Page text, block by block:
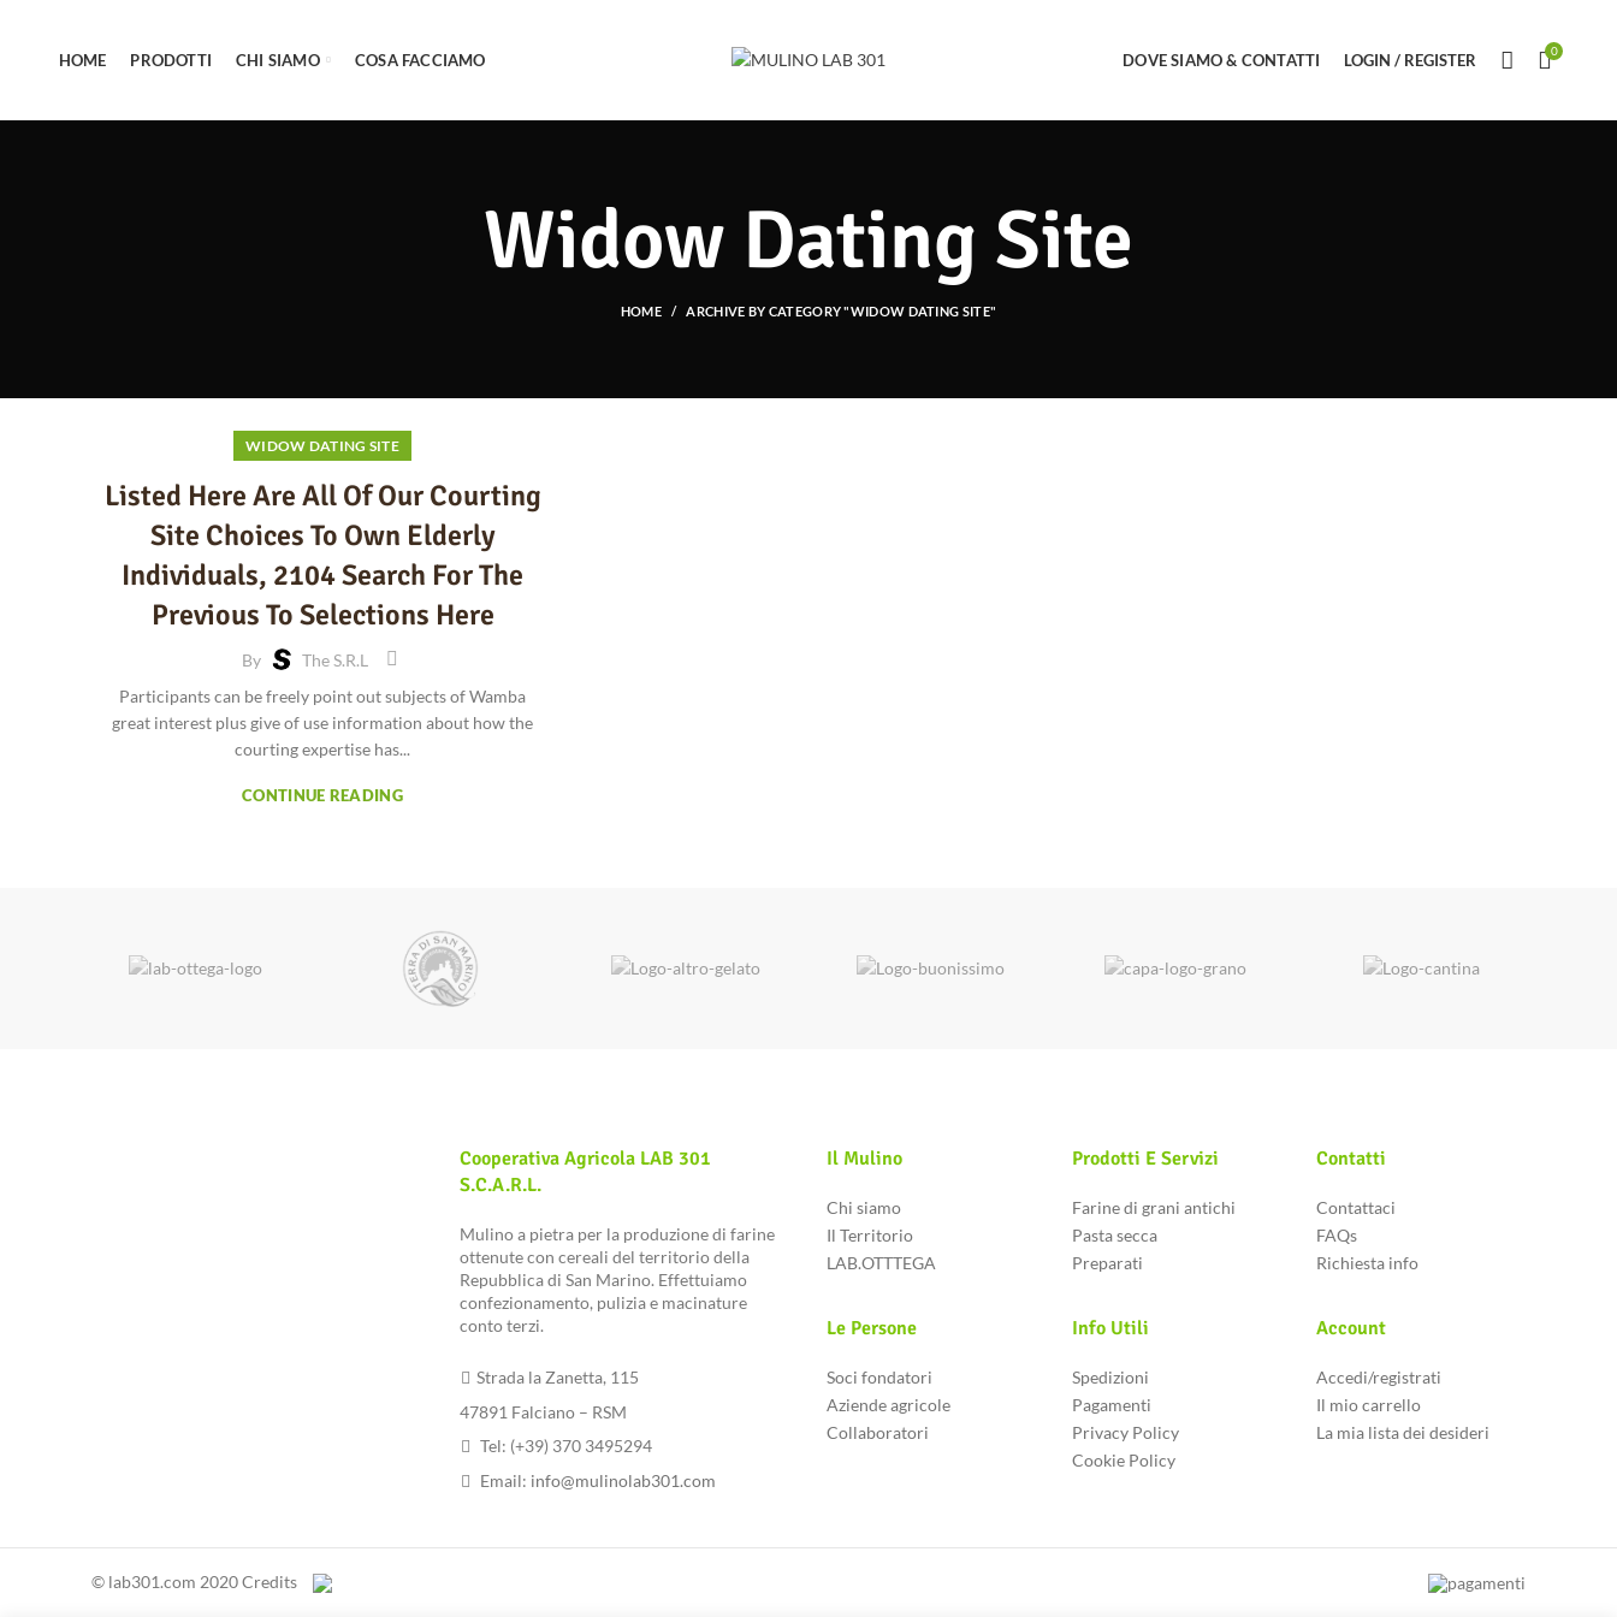
HOME PRODOTTI CHI SIAMO COSA FACCIAMO DOVE SIAMO & CONTATTI LOGIN / REGISTER 0
Widow Dating Site
HOME ARCHIVE BY CATEGORY "WIDOW DATING SITE"
WIDOW DATING SITE
Listed Here Are All Of Our Courting
Site Choices To Own Elderly
Individuals, 2104 Search For The
Previous To Selections Here
By
The S.r.l
Participants can be freely point out subjects of Wamba
great interest plus give of use information about how the
courting expertise has...
CONTINUE READING
Cooperativa Agricola LAB 301
S.c.a.r.l.
Mulino a pietra per la produzione di farine
ottenute con cereali del territorio della
Repubblica di San Marino. Effettuiamo
confezionamento, pulizia e macinature
conto terzi.
Strada la Zanetta, 115
47891 Falciano – RSM
Tel: (+39) 370 3495294
Email: info@mulinolab301.com
Il Mulino
Chi siamo
Il Territorio
LAB.OTTTEGA
Le Persone
Soci fondatori
Aziende agricole
Collaboratori
Prodotti E Servizi
Farine di grani antichi
Pasta secca
Preparati
Info Utili
Spedizioni
Pagamenti
Privacy Policy
Cookie Policy
Contatti
Contattaci
FAQs
Richiesta info
Account
Accedi/registrati
Il mio carrello
La mia lista dei desideri
© lab301.com 2020 Credits